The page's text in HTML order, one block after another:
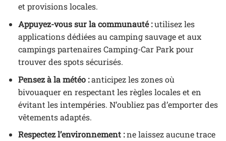
et provisions locales.
Appuyez-vous sur la communauté :utilisez les
applications dédiées au camping sauvage et aux
campings partenaires Camping-Car Park pour
trouver des spots sécurisés.
Pensez à la météo :anticipez les zones où
bivouaquer en respectant les règles locales et en
évitant les intempéries. N’oubliez pas d’emporter des
vêtements adaptés.
Respectez l’environnement :ne laissez aucune trace